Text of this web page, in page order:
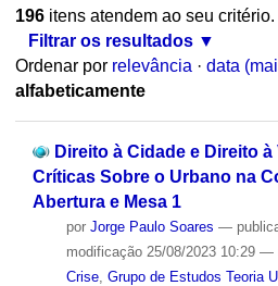
196itens atendem ao seu critério.
Filtrar os resultados
Ordenar por relevância · data
alfabeticamente
Direito à Cidade e Direito
Críticas Sobre o Urbano na
Abertura e Mesa 1
por Jorge Paulo Soares —
modificação25/08/2023 10:29 —
Crise, Grupo de Estudos Teoria